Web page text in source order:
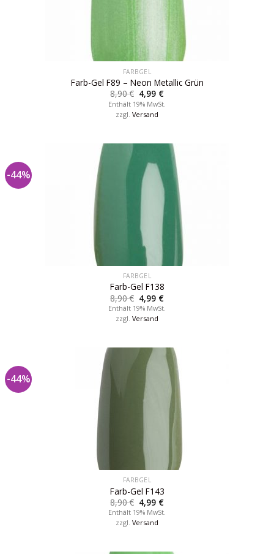
FARBGEL
Farb-Gel F89 – Neon Metallic Grün
8,90€ 4,99 €
Enthält 19% MwSt.
zzgl. Versand
-44%
FARBGEL
Farb-Gel F138
8,90€ 4,99 €
Enthält 19% MwSt.
zzgl. Versand
-44%
FARBGEL
Farb-Gel F143
8,90€ 4,99 €
Enthält 19% MwSt.
zzgl. Versand